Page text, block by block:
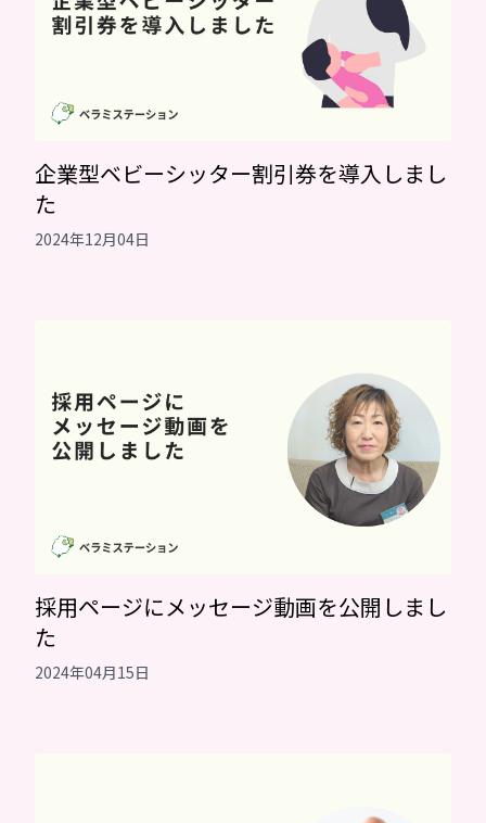
企業型ベビーシッター割引券を導入しまし
た
2024年12月04日
採用ページにメッセージ動画を公開しまし
た
2024年04月15日